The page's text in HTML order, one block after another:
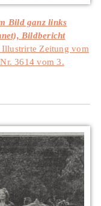
Bild ganz links
Bildbericht
Zeitung vom
3614 vom 3.